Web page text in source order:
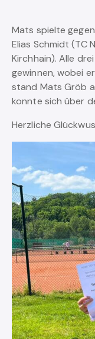
Mats spielte
Elias Schmidt (TC
Kirchhain). Alle
gewinnen, wobei
stand Mats Gröb
konnte sich über
Herzliche